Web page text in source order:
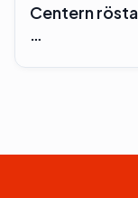
Centern
…